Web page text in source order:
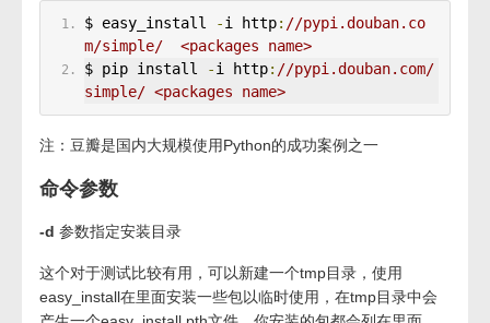
$ easy_install -i http: //pypi.douban.co
m/simple/  <packages name>
$ pip install
-i http: //pypi.douban.com/
simple/ <packages name>
注：豆瓣是国内大规模使用Python的成功案例之一
命令参数
-d 参数指定安装目录
这个对于测试比较有用，可以新建一个tmp目录，使用
easy_install在里面安装一些包以临时使用，在tmp目录中会